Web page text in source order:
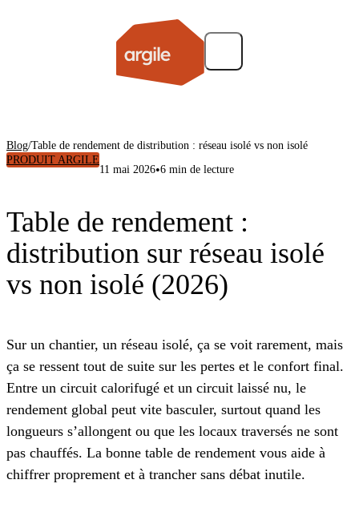
Blog/Table de rendement de distribution : réseau isolé vs non isolé
PRODUIT ARGILE
11 mai 2026•6 min de lecture
Table de rendement :
distribution sur réseau isolé
vs non isolé (2026)
Sur un chantier, un réseau isolé, ça se voit rarement, mais
ça se ressent tout de suite sur les pertes et le confort final.
Entre un circuit calorifugé et un circuit laissé nu, le
rendement global peut vite basculer, surtout quand les
longueurs s’allongent ou que les locaux traversés ne sont
pas chauffés. La bonne table de rendement vous aide à
chiffrer proprement et à trancher sans débat inutile.